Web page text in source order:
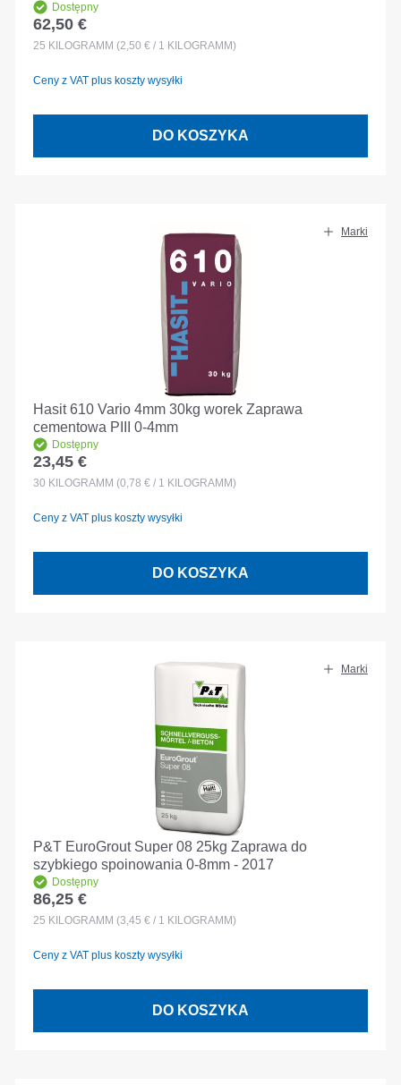
Dostępny
Cena regularna:
62,50 €
25 KILOGRAMM (2,50 € / 1 KILOGRAMM)
Ceny z VAT plus koszty wysyłki
DO KOSZYKA
Marki
Hasit 610 Vario 4mm 30kg worek Zaprawa
cementowa PIII 0-4mm
Dostępny
Cena regularna:
23,45 €
30 KILOGRAMM (0,78 € / 1 KILOGRAMM)
Ceny z VAT plus koszty wysyłki
DO KOSZYKA
Marki
P&T EuroGrout Super 08 25kg Zaprawa do
szybkiego spoinowania 0-8mm - 2017
Dostępny
Cena regularna:
86,25 €
25 KILOGRAMM (3,45 € / 1 KILOGRAMM)
Ceny z VAT plus koszty wysyłki
DO KOSZYKA